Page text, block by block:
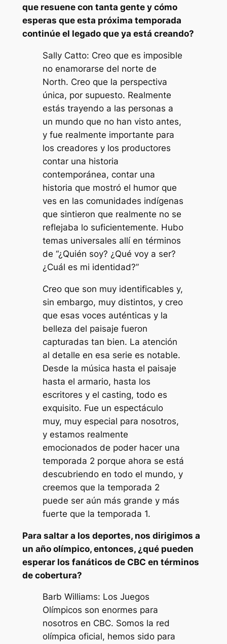
que resuene con tanta gente y cómo
esperas que esta próxima temporada
continúe el legado que ya está creando?
Sally Catto: Creo que es imposible
no enamorarse del norte de
North. Creo que la perspectiva
única, por supuesto. Realmente
estás trayendo a las personas a
un mundo que no han visto antes,
y fue realmente importante para
los creadores y los productores
contar una historia
contemporánea, contar una
historia que mostró el humor que
ves en las comunidades indígenas
que sintieron que realmente no se
reflejaba lo suficientemente. Hubo
temas universales allí en términos
de “¿Quién soy? ¿Qué voy a ser?
¿Cuál es mi identidad?”
Creo que son muy identificables y,
sin embargo, muy distintos, y creo
que esas voces auténticas y la
belleza del paisaje fueron
capturadas tan bien. La atención
al detalle en esa serie es notable.
Desde la música hasta el paisaje
hasta el armario, hasta los
escritores y el casting, todo es
exquisito. Fue un espectáculo
muy, muy especial para nosotros,
y estamos realmente
emocionados de poder hacer una
temporada 2 porque ahora se está
descubriendo en todo el mundo, y
creemos que la temporada 2
puede ser aún más grande y más
fuerte que la temporada 1.
Para saltar a los deportes, nos dirigimos a
un año olímpico, entonces, ¿qué pueden
esperar los fanáticos de CBC en términos
de cobertura?
Barb Williams: Los Juegos
Olímpicos son enormes para
nosotros en CBC. Somos la red
olímpica oficial, hemos sido para